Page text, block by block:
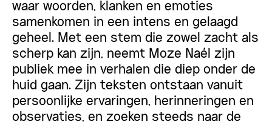
waar woorden, klanken en emoties
samenkomen in een intens en gelaagd
geheel. Met een stem die zowel zacht als
scherp kan zijn, neemt Moze Naél zijn
publiek mee in verhalen die diep onder de
huid gaan. Zijn teksten ontstaan vanuit
persoonlijke ervaringen, herinneringen en
observaties, en zoeken steeds naar de